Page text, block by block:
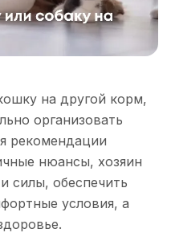
на другой корм,
организовать
рекомендации
нюансы, хозяин
силы, обеспечить
условия, а